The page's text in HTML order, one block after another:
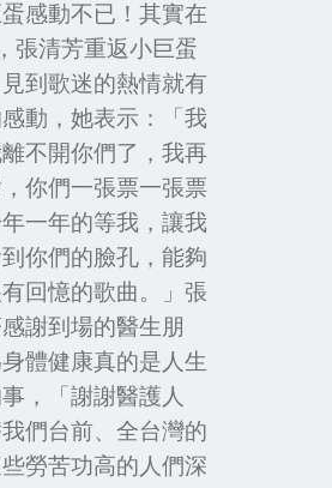
感動不已！其實在
張清芳重返小巨蛋
到歌迷的熱情就有
動，她表示：「我
不開你們了，我再
你們一張票一張票
一年的等我，讓我
你們的臉孔，能夠
回憶的歌曲。」張
謝到場的醫生朋
體健康真的是人生
，「謝謝醫護人
們台前、全台灣的
勞苦功高的人們深